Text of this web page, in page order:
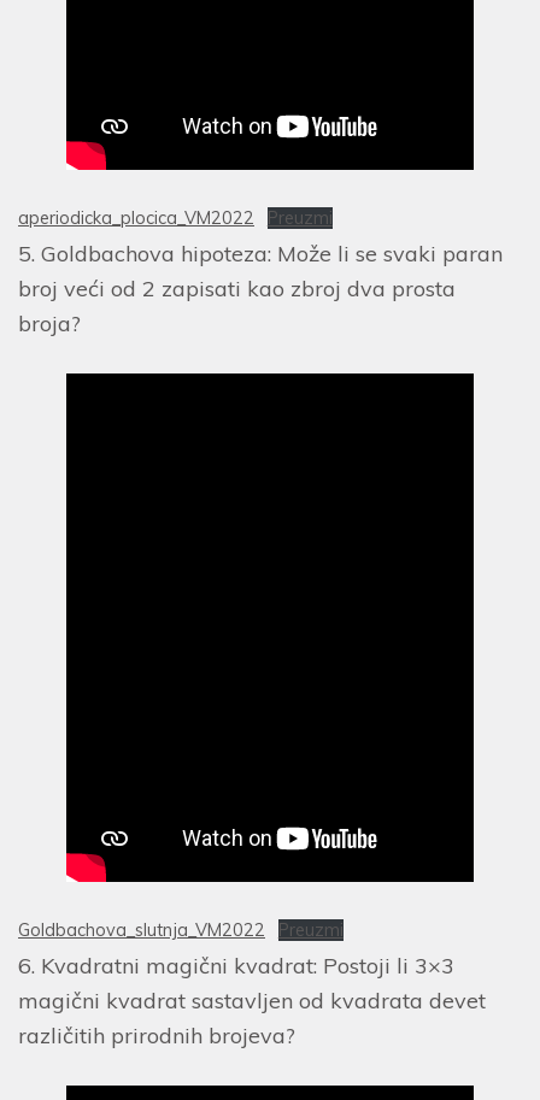
aperiodicka_plocica_VM2022 Preuzmi
5. Goldbachova hipoteza: Može li se svaki paran
broj veći od 2 zapisati kao zbroj dva prosta
broja?
Goldbachova_slutnja_VM2022 Preuzmi
6. Kvadratni magični kvadrat: Postoji li 3×3
magični kvadrat sastavljen od kvadrata devet
različitih prirodnih brojeva?